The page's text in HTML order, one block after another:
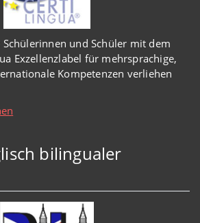
und Schüler mit dem
Exzellenzlabel für mehrsprachige,
Kompetenzen verliehen
bilingualer